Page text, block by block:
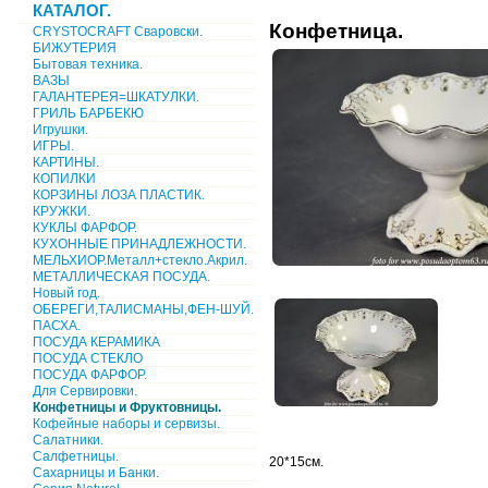
КАТАЛОГ.
CRYSTOCRAFT Сваровски.
БИЖУТЕРИЯ
Бытовая техника.
ВАЗЫ
ГАЛАНТЕРЕЯ=ШКАТУЛКИ.
ГРИЛЬ БАРБЕКЮ
Игрушки.
ИГРЫ.
КАРТИНЫ.
КОПИЛКИ
КОРЗИНЫ ЛОЗА ПЛАСТИК.
КРУЖКИ.
КУКЛЫ ФАРФОР.
КУХОННЫЕ ПРИНАДЛЕЖНОСТИ.
МЕЛЬХИОР.Металл+стекло.Акрил.
МЕТАЛЛИЧЕСКАЯ ПОСУДА.
Новый год.
ОБЕРЕГИ,ТАЛИСМАНЫ,ФЕН-ШУЙ.
ПАСХА.
ПОСУДА КЕРАМИКА
ПОСУДА СТЕКЛО
ПОСУДА ФАРФОР.
Для Сервировки.
Конфетницы и Фруктовницы.
Кофейные наборы и сервизы.
Салатники.
Салфетницы.
Сахарницы и Банки.
Конфетница.
20*15см.